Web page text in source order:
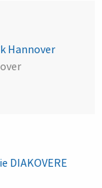
Hannover
DIAKOVERE